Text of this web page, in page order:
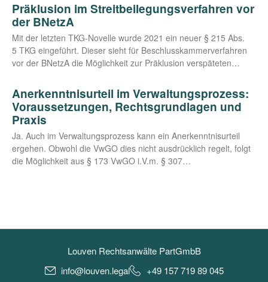
Präklusion im Streitbeilegungsverfahren vor
der BNetzA
Mit der letz­ten TKG-Novel­­le wur­de 2021 ein neu­er § 215 Abs.
5 TKG ein­ge­führt. Die­ser sieht für Beschluss­kam­mer­ver­fah­ren
vor der BNetzA die Mög­lich­keit zur Prä­k­lu­si­on verspäteten…
Anerkenntnisurteil im Verwaltungsprozess:
Voraussetzungen, Rechtsgrundlagen und
Praxis
Ja. Auch im Ver­wal­tungs­pro­zess kann ein Aner­kennt­nis­ur­teil
erge­hen. Obwohl die VwGO dies nicht aus­drück­lich regelt, folgt
die Mög­lich­keit aus § 173 VwGO i.V.m. § 307…
Louven Rechtsanwälte PartGmbB
info@louven.legal
+49 157 719 89 045